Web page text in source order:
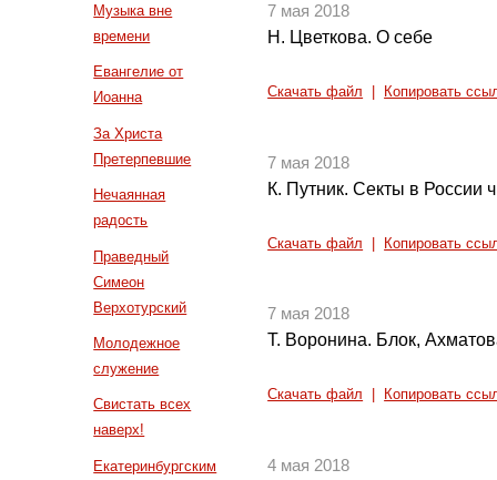
Музыка вне
времени
Евангелие от
Иоанна
За Христа
Претерпевшие
Нечаянная
радость
Праведный
Симеон
Верхотурский
Молодежное
служение
Свистать всех
наверх!
Екатеринбургским
7 мая 2018
Н. Цветкова. О себе
Скачать файл Копировать
7 мая 2018
К. Путник. Секты в России
Скачать файл Копировать
7 мая 2018
Т. Воронина. Блок,
Скачать файл Копировать
4 мая 2018